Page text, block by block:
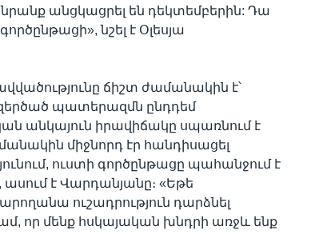
նրանք անցկացրել են դեկտեմբերին: Դա
նշել է Օլեսյա
ճիշտ ժամանակին է՝
պատերազմն ընդդեմ
անկայուն իրավիճակը սպառնում է
միջնորդ էր հանդիսացել
ուստի գործընթացը պահանջում է
է Վարդանյանը։ «Եթե
ուշադրություն դարձնել
որ մենք հսկայական խնդրի առջև ենք